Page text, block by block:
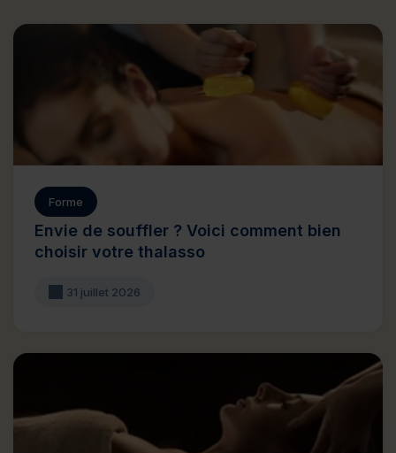
Forme
Envie de souffler ? Voici comment bien
choisir votre thalasso
31 juillet 2026